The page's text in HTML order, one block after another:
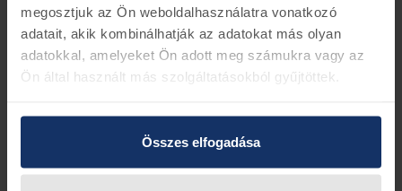
megosztjuk az Ön weboldalhasználatra vonatkozó
adatait, akik kombinálhatják az adatokat más olyan
adatokkal, amelyeket Ön adott meg számukra vagy az
Ön által használt más szolgáltatásokból gyűjtöttek.
Összes elfogadása
Ford Puma dobbetét, jobb
első
2418960
Ford Puma dobbetét, bal
első
2418962